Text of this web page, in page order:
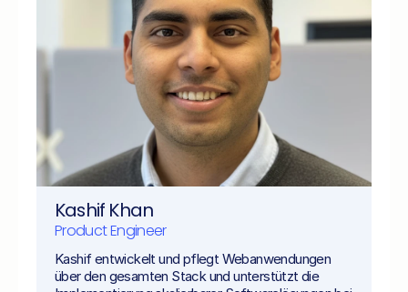
Kashif Khan
Product Engineer
Kashif entwickelt und pflegt Webanwendungen
über den gesamten Stack und unterstützt die